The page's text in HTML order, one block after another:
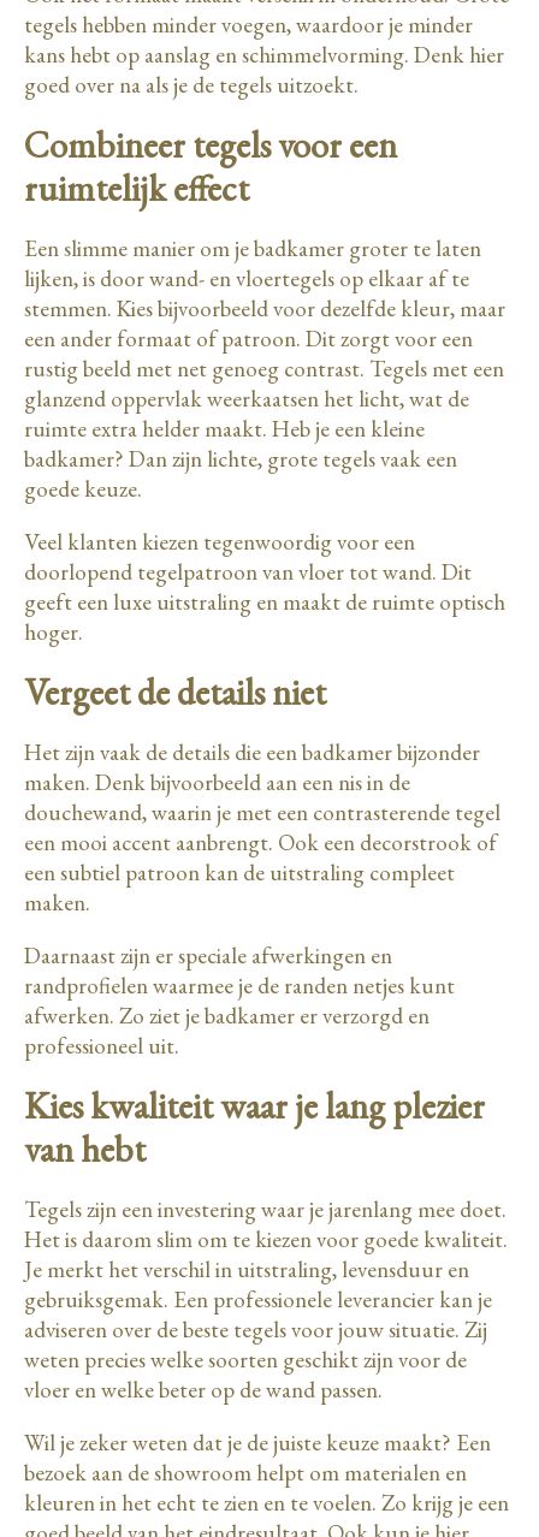
tegels hebben minder voegen, waardoor je minder
kans hebt op aanslag en schimmelvorming. Denk hier
goed over na als je de tegels uitzoekt.
Combineer tegels voor een
ruimtelijk effect
Een slimme manier om je badkamer groter te laten
lijken, is door wand- en vloertegels op elkaar af te
stemmen. Kies bijvoorbeeld voor dezelfde kleur, maar
een ander formaat of patroon. Dit zorgt voor een
rustig beeld met net genoeg contrast. Tegels met een
glanzend oppervlak weerkaatsen het licht, wat de
ruimte extra helder maakt. Heb je een kleine
badkamer? Dan zijn lichte, grote tegels vaak een
goede keuze.
Veel klanten kiezen tegenwoordig voor een
doorlopend tegelpatroon van vloer tot wand. Dit
geeft een luxe uitstraling en maakt de ruimte optisch
hoger.
Vergeet de details niet
Het zijn vaak de details die een badkamer bijzonder
maken. Denk bijvoorbeeld aan een nis in de
douchewand, waarin je met een contrasterende tegel
een mooi accent aanbrengt. Ook een decorstrook of
een subtiel patroon kan de uitstraling compleet
maken.
Daarnaast zijn er speciale afwerkingen en
randprofielen waarmee je de randen netjes kunt
afwerken. Zo ziet je badkamer er verzorgd en
professioneel uit.
Kies kwaliteit waar je lang plezier
van hebt
Tegels zijn een investering waar je jarenlang mee doet.
Het is daarom slim om te kiezen voor goede kwaliteit.
Je merkt het verschil in uitstraling, levensduur en
gebruiksgemak. Een professionele leverancier kan je
adviseren over de beste tegels voor jouw situatie. Zij
weten precies welke soorten geschikt zijn voor de
vloer en welke beter op de wand passen.
Wil je zeker weten dat je de juiste keuze maakt? Een
bezoek aan de showroom helpt om materialen en
kleuren in het echt te zien en te voelen. Zo krijg je een